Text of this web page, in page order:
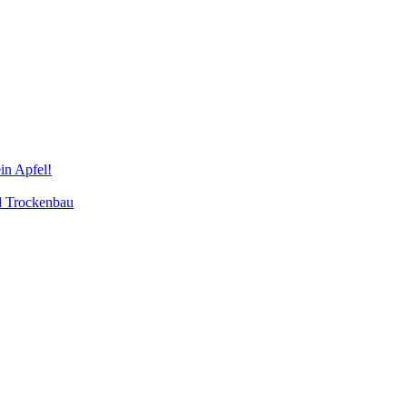
Apfel!
Trockenbau